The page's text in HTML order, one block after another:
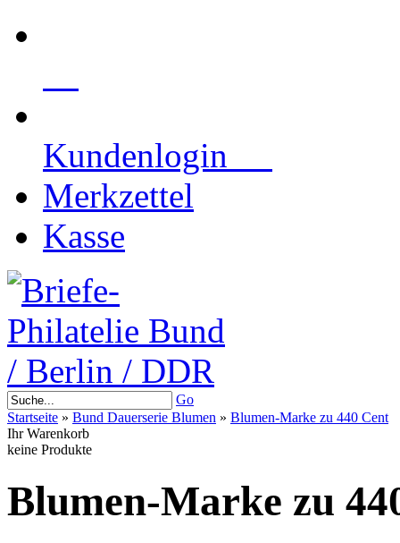
Kundenlogin
Merkzettel
Kasse
Go
Startseite » Bund Dauerserie Blumen » Blumen-Marke zu 440 Cent
Ihr Warenkorb
keine Produkte
Blumen-Marke zu